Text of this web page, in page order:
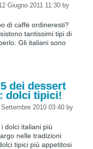
Giugno 2011 11:30 by
di caffè ordineresti?
tantissimi tipi di
Gli italiani sono
dei dessert
dolci tipici!
2010 03:40 by
dolci italiani più
nelle tradizioni
tipici più appetitosi